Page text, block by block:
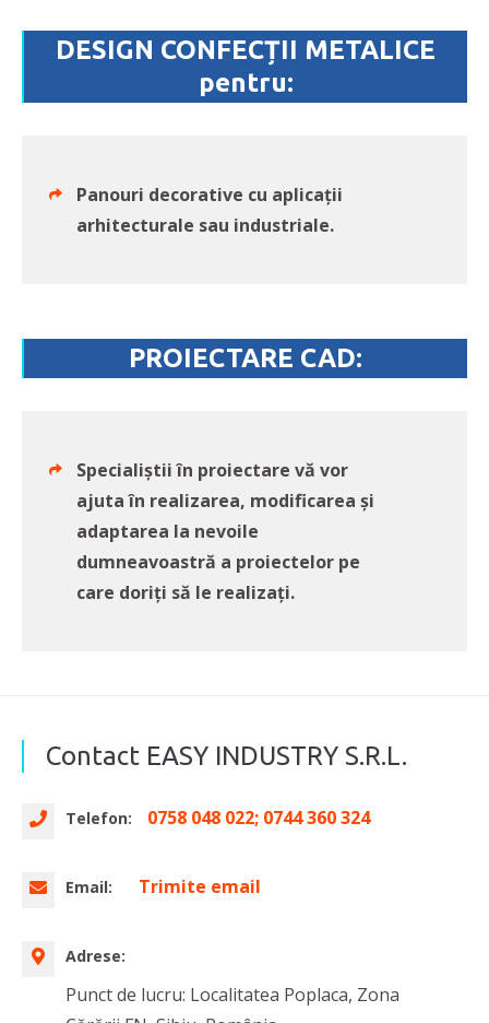
DESIGN CONFECȚII METALICE
pentru:
Panouri decorative cu aplicații
arhitecturale sau industriale.
PROIECTARE CAD:
Specialiștii în proiectare vă vor
ajuta în realizarea, modificarea și
adaptarea la nevoile
dumneavoastră a proiectelor pe
care doriți să le realizați.
Contact EASY INDUSTRY S.R.L.
Telefon: 0758 048 022; 0744 360 324
Email: Trimite email
Adrese:
Punct de lucru: Localitatea Poplaca, Zona